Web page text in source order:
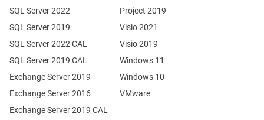
Exchange Server 2019
Exchange Server 2016
SQL Server 2022
SQL Server 2019
SQL Server 2022 CAL
SQL Server 2019 CAL
Exchange Server 2019 CAL
Project 2019
Visio 2021
Visio 2019
Windows 11
Windows 10
VMware